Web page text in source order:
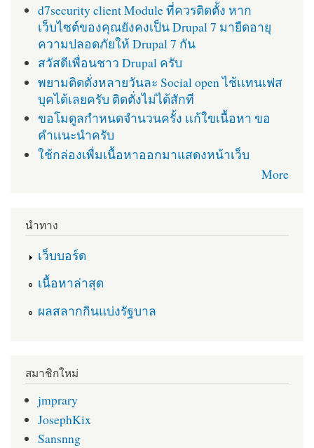
d7security client Module ที่ควรติดตั้ง หาก
เว็บไซต์ของคุณยังคงเป็น Drupal 7 มายืดอายุ
ความปลอดภัยให้ Drupal 7 กัน
สวัสดีเพื่อนชาว Drupal ครับ
พยามติดตั่งหลายวันละ Social open ไช้เเทนเฟส
บุคได้เลยครับ ติดตั่งไม่ได้สักที
ขอโมดูลกำหนดจำนวนครั้ง เเก้ใขเนื้อหา ขอ
คำเเนะนำครับ
ใช้กล่องเพื่มเนื้อหาออกมาแสดงหน้าเว็บ
More
นำทาง
เว็บบอร์ด
เนื้อหาล่าสุด
ผลสลากกินแบ่งรัฐบาล
สมาชิกใหม่
jmprary
JosephKix
Sansnng